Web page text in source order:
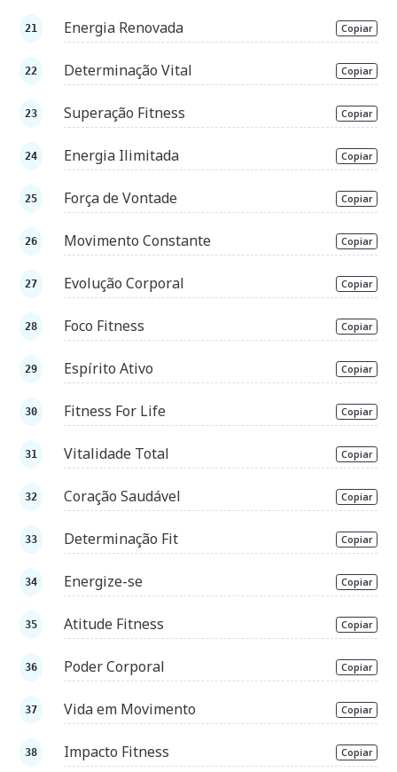
Energia Renovada Copiar
Determinação Vital Copiar
Superação Fitness Copiar
Energia Ilimitada Copiar
Força de Vontade Copiar
Movimento Constante Copiar
Evolução Corporal Copiar
Foco Fitness Copiar
Espírito Ativo Copiar
Fitness For Life Copiar
Vitalidade Total Copiar
Coração Saudável Copiar
Determinação Fit Copiar
Energize-se Copiar
Atitude Fitness Copiar
Poder Corporal Copiar
Vida em Movimento Copiar
Impacto Fitness Copiar